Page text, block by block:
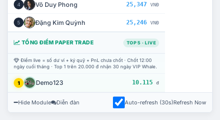
4 Võ Duy Phong 25,347 VNĐ
5 Đặng Kim Quỳnh 25,246 VNĐ
TỔNG ĐIỂM PAPER TRADE TOP 5 · LIVE
Điểm live = số dư ví + ký quỹ + PnL chưa chốt · Chốt 12:00
ngày cuối tháng · Top 1 trên 20.000 đ nhận 30 ngày VIP Whale.
1 Demo123 10.115 đ
Hide Module Diễn đàn Auto-refresh (30s)Refresh Now